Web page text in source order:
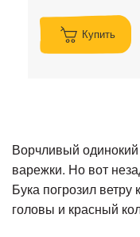
Купить
Ворчливый
варежки. Но вот
Бука погрозил ветру
головы и красный